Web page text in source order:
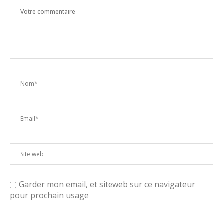
Garder mon email, et siteweb sur ce navigateur
pour prochain usage